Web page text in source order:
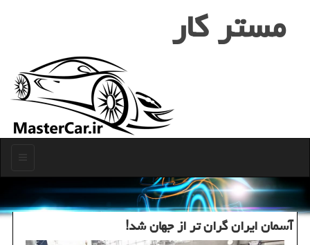
مستر كار
آسمان ایران گران تر از جهان شد!